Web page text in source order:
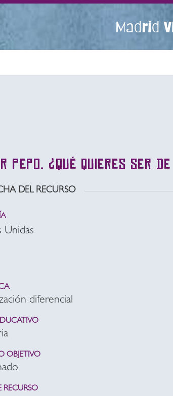
Madrid
Pepo. ¿Qué quieres ser de
DEL RECURSO
Unidas
diferencial
OBJETIVO
RECURSO